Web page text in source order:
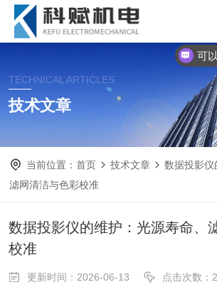
TECHNICAL ARTICLES
技术文章
当前位置：首页 技术文章
数据投影
滤网清洁与色彩校准
数据投影仪的维护：光源寿命、
校准
更新时间：2026-06-13 点击次数：